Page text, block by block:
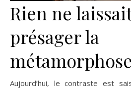
Rien ne
présager la
Aujourd’hui, le contraste est